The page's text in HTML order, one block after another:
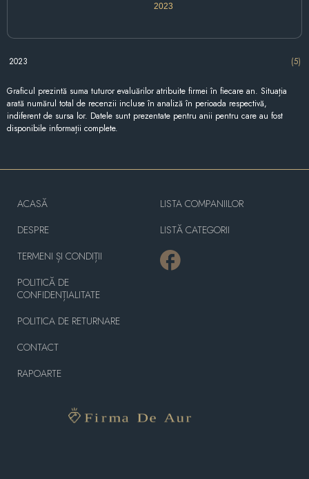
2023
2023 (5)
Graficul prezintă suma tuturor evaluărilor atribuite firmei în fiecare an. Situația
arată numărul total de recenzii incluse în analiză în perioada respectivă,
indiferent de sursa lor. Datele sunt prezentate pentru anii pentru care au fost
disponibile informații complete.
ACASĂ
DESPRE
TERMENI ȘI CONDIȚII
POLITICĂ DE
CONFIDENȚIALITATE
POLITICA DE RETURNARE
CONTACT
RAPOARTE
LISTA COMPANIILOR
LISTĂ CATEGORII